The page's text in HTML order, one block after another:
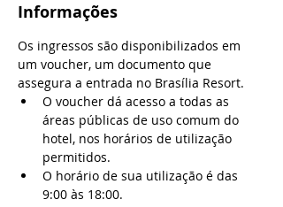
Informações
Os ingressos são disponibilizados em
um voucher, um documento que
assegura a entrada no Brasília Resort.
O voucher dá acesso a todas as
áreas públicas de uso comum do
hotel, nos horários de utilização
permitidos.
O horário de sua utilização é das
9:00 às 18:00.